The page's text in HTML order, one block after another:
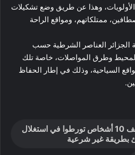
وهذا عن طريق وضع تشكيلات
ممتلكاتهم، ومواقع الراحة
الجزائر العناصر الشرطية حسب
وطرق المواصلات، خاصة تلك
السياحية، وذلك في إطار الحفاظ
أمن ولاية الجزائر يوقف 10 أشخاص تورطوا في استغلال
بطريقة غير شرعية